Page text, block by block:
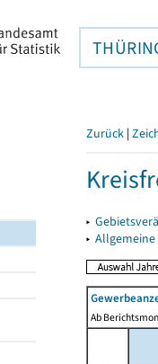
Zurück |
▸
▸
Ab